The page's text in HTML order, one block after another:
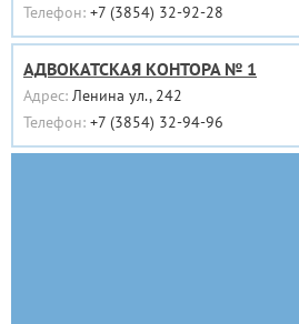
Телефон: +7 (3854) 32-92-28
АДВОКАТСКАЯ КОНТОРА № 1
Адрес: Ленина ул., 242
Телефон: +7 (3854) 32-94-96